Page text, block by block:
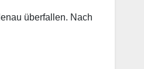
überfallen. Nach